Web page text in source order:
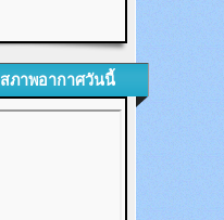
สภาพอากาศวันนี้